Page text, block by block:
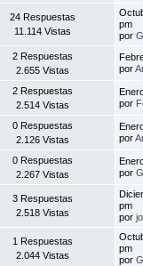
24 Respuestas
11.114 Vistas
pm
por
2 Respuestas
2.655 Vistas
por
2 Respuestas
2.514 Vistas
por
0 Respuestas
2.126 Vistas
por
0 Respuestas
2.267 Vistas
por
3 Respuestas
2.518 Vistas
pm
por
1 Respuestas
2.044 Vistas
pm
por